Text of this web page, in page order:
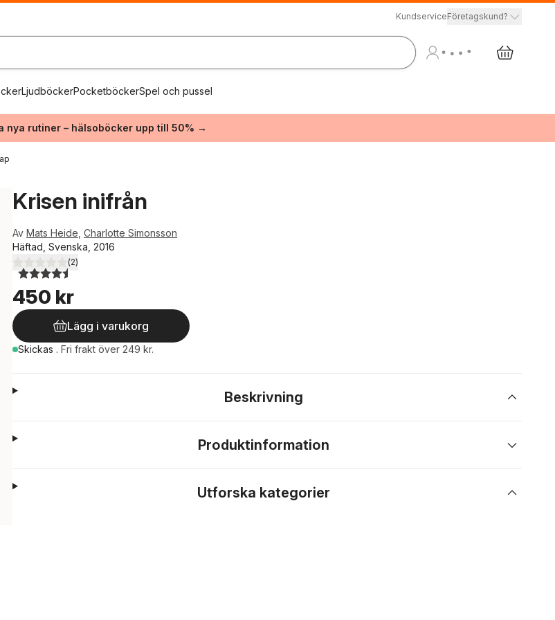
KundserviceFöretagskund?
LjudböckerPocketböckerSpel och pussel
nya rutiner – hälsoböcker upp till 50% →
Krisen inifrån
Av Mats Heide Charlotte Simonsson
Häftad, Svenska, 2016
4,5utav 5 stjärnor. Totalt antal röster:
(2)
450 kr
Lägg i varukorg
Skickas . Fri frakt över 249 kr.
Beskrivning
Produktinformation
Utforska kategorier